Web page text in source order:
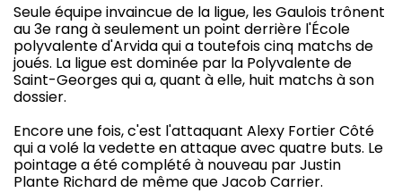
Seule équipe invaincue de la ligue, les Gaulois trônent
au 3e rang à seulement un point derrière l'École
polyvalente d'Arvida qui a toutefois cinq matchs de
joués. La ligue est dominée par la Polyvalente de
Saint-Georges qui a, quant à elle, huit matchs à son
dossier.
Encore une fois, c'est l'attaquant Alexy Fortier Côté
qui a volé la vedette en attaque avec quatre buts. Le
pointage a été complété à nouveau par Justin
Plante Richard de même que Jacob Carrier.